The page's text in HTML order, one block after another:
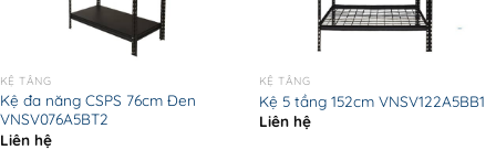
KỆ TẦNG
Kệ đa năng CSPS 76cm Đen
VNSV076A5BT2
Liên hệ
KỆ TẦNG
Kệ 5 tầng 152cm VNSV122A5BB1
Liên hệ